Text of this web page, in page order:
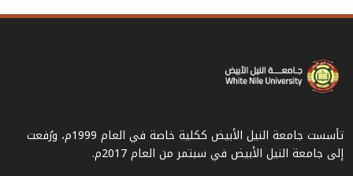
تأسست جامعة النيل الأبيض ككلية خاصة في العام 1999م، ورُفعت
إلى جامعة النيل الأبيض في سبتمر من العام 2017م.